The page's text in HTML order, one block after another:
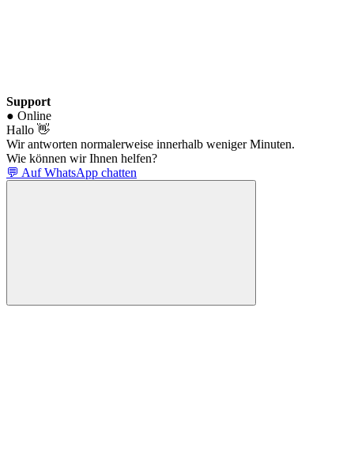
Support
● Online
Hallo 👋
Wir antworten normalerweise innerhalb weniger Minuten.
Wie können wir Ihnen helfen?
💬 Auf WhatsApp chatten